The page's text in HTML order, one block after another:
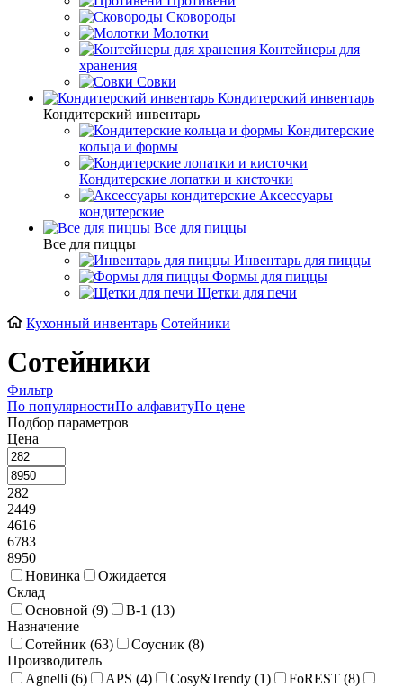
Сковороды
Молотки
Контейнеры для
хранения
Совки
Кондитерский инвентарь
Кондитерский инвентарь
Кондитерские
кольца и формы
Кондитерские лопатки и кисточки
Аксессуары
кондитерские
Все для пиццы
Все для пиццы
Инвентарь для пиццы
Формы для пиццы
Щетки для печи
Кухонный инвентарь Сотейники
Сотейники
Фильтр
По популярностиПо алфавитуПо цене
Подбор параметров
Цена
282
2449
4616
6783
8950
Новинка
Ожидается
Склад
Основной (9) В-1 (13)
Назначение
Сотейник (63) Соусник (8)
Производитель
Agnelli (6) APS (4) Cosy&Trendy (1) FoREST (8)